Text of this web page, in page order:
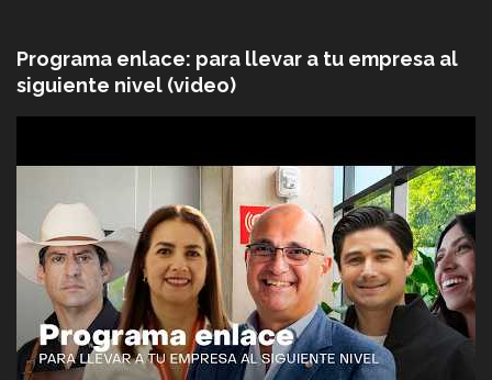
Programa enlace: para llevar a tu empresa al
siguiente nivel (video)